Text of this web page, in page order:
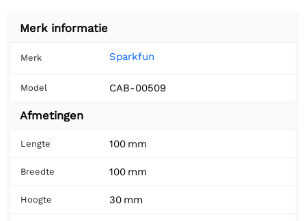
Merk informatie
Merk Sparkfun
Model CAB-00509
Afmetingen
Lengte 100 mm
Breedte 100 mm
Hoogte 30 mm